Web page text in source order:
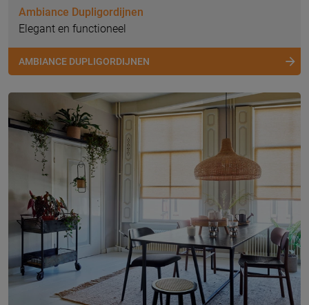
Ambiance Dupligordijnen
Elegant en functioneel
AMBIANCE DUPLIGORDIJNEN